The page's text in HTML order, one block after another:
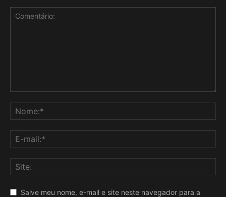
Salve meu nome, e-mail e site neste navegador para a